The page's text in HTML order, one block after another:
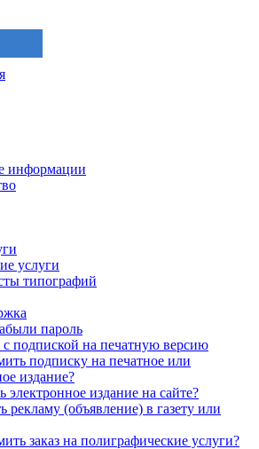
информации
услуги
типографий
пароль
подпиской на печатную версию
подписку на печатное или
издание?
электронное издание на сайте?
рекламу (объявление) в газету или
заказ на полиграфические уcлуги?